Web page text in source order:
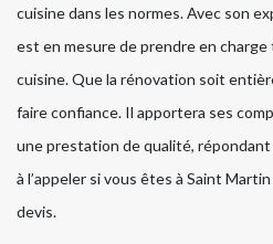
cuisine dans les normes. Avec son
est en mesure de prendre en
cuisine. Que la rénovation soit
faire confiance. Il apportera ses
une prestation de qualité, répondant
à l’appeler si vous êtes à Saint
devis.